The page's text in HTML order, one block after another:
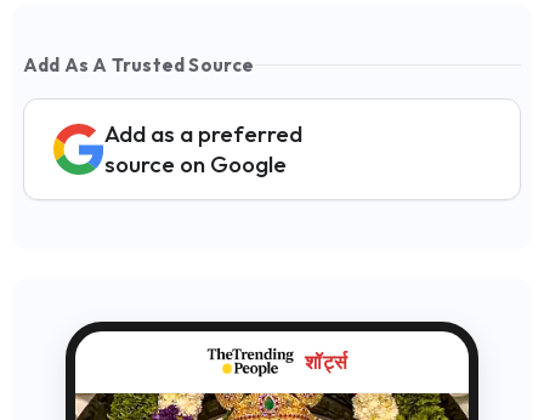
Add As A Trusted Source
Add as a preferred
source on Google
शॉर्ट्स